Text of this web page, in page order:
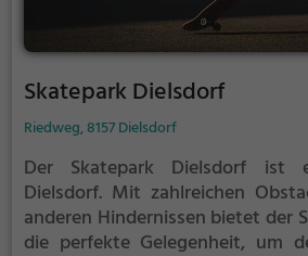
Skatepark Dielsdorf
Riedweg, 8157 Dielsdorf
Der Skatepark Dielsdorf ist
Dielsdorf. Mit zahlreichen
anderen Hindernissen bietet der
die perfekte Gelegenheit, um